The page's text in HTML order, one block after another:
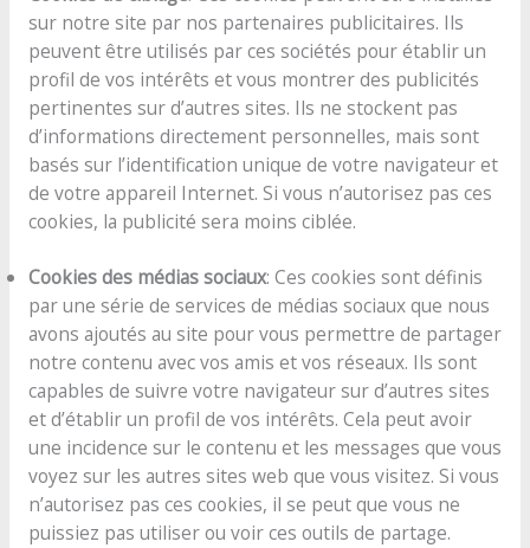
sur notre site par nos partenaires publicitaires. Ils
peuvent être utilisés par ces sociétés pour établir un
profil de vos intérêts et vous montrer des publicités
pertinentes sur d’autres sites. Ils ne stockent pas
d’informations directement personnelles, mais sont
basés sur l’identification unique de votre navigateur et
de votre appareil Internet. Si vous n’autorisez pas ces
cookies, la publicité sera moins ciblée.
Cookies des médias sociaux: Ces cookies sont définis
par une série de services de médias sociaux que nous
avons ajoutés au site pour vous permettre de partager
notre contenu avec vos amis et vos réseaux. Ils sont
capables de suivre votre navigateur sur d’autres sites
et d’établir un profil de vos intérêts. Cela peut avoir
une incidence sur le contenu et les messages que vous
voyez sur les autres sites web que vous visitez. Si vous
n’autorisez pas ces cookies, il se peut que vous ne
puissiez pas utiliser ou voir ces outils de partage.